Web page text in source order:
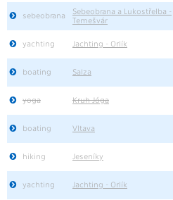
sebeobrana
Sebeobrana a Lukostřelba -
Temešvár
yachting Jachting - Orlík
boating Salza
yoga Kruh Jóga
boating Vltava
hiking Jeseníky
yachting Jachting - Orlík